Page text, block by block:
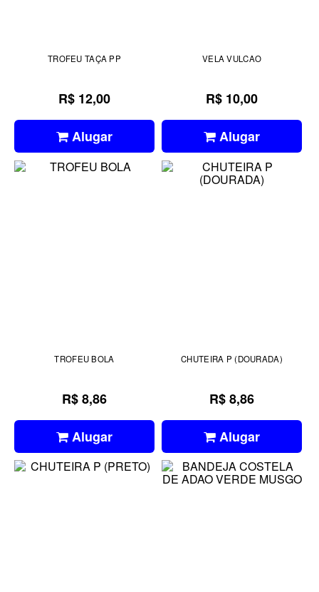
TROFEU TAÇA PP
R$ 12,00
Alugar
VELA VULCAO
R$ 10,00
Alugar
TROFEU BOLA
R$ 8,86
Alugar
CHUTEIRA P (DOURADA)
R$ 8,86
Alugar